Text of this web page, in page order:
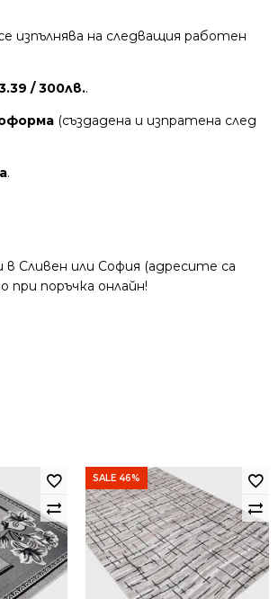
изпълнява на следващия работен
/ 300лв..
(създадена и изпратена след
.
Сливен или София (адресите са
поръчка онлайн!
SALE 46%